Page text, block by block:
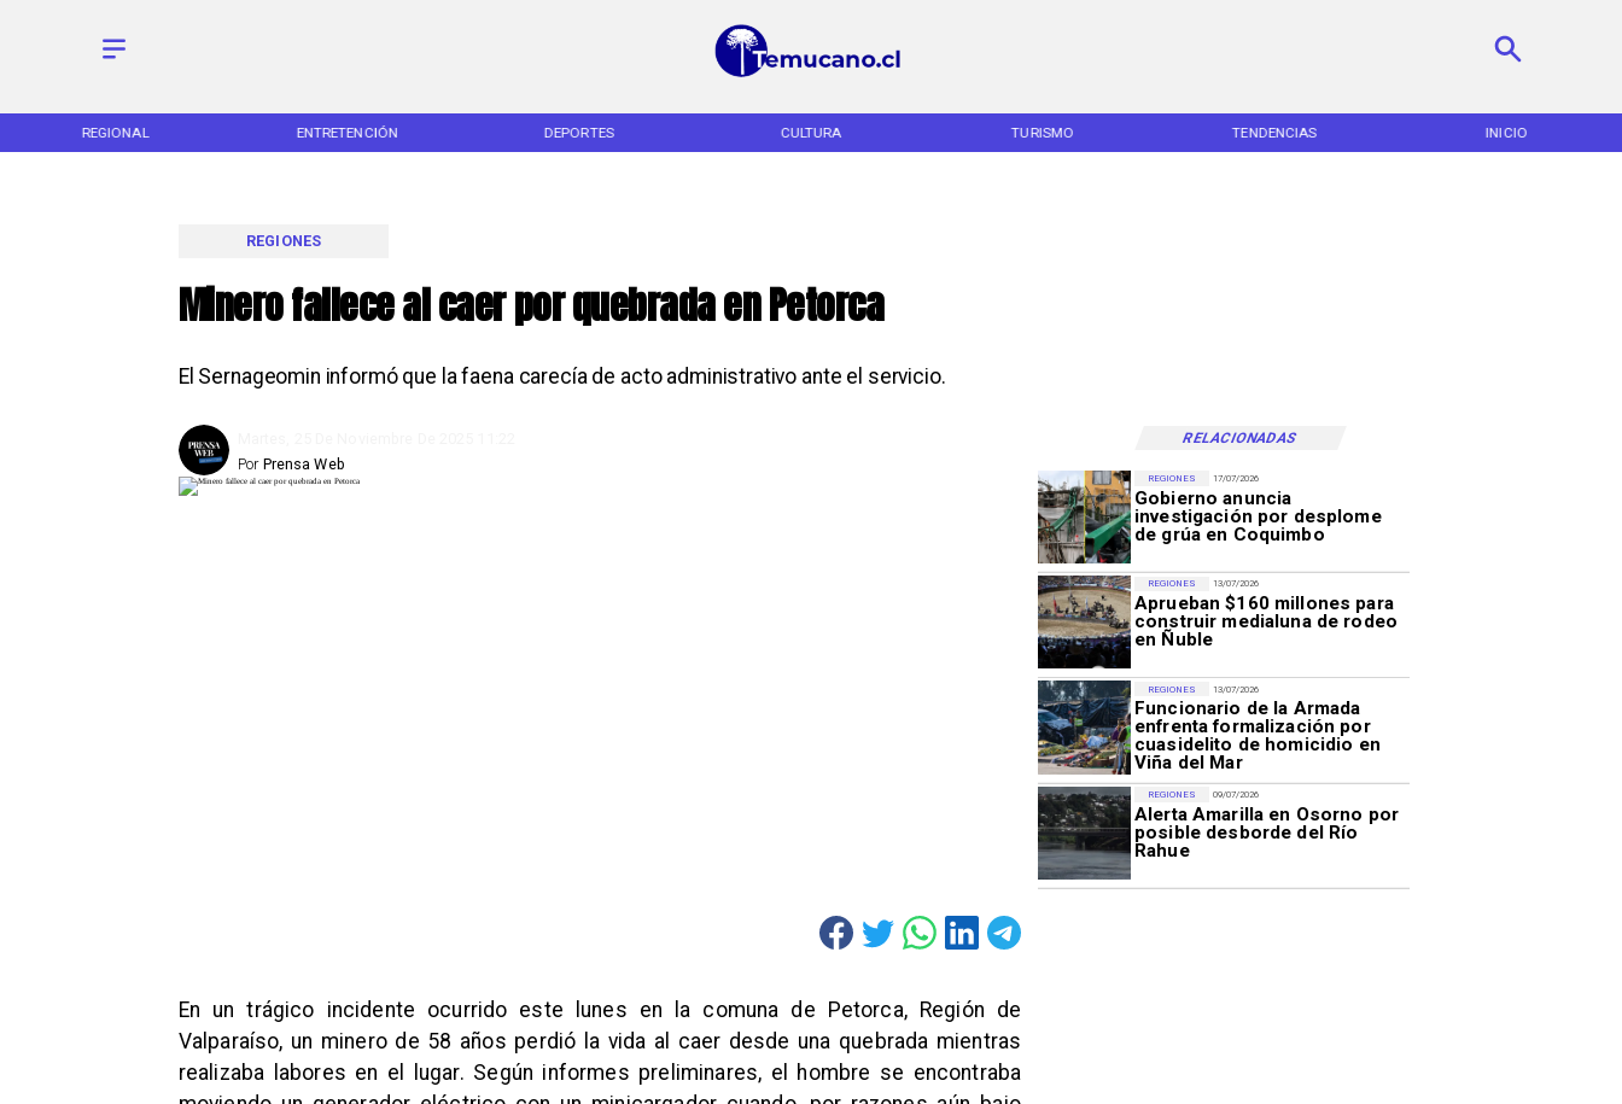
ENTRETENCIÓN DEPORTES CULTURA TURISMO TENDENCIAS INICIO NACIONAL
Minero fallece al caer por quebrada en Petorca
El Sernageomin informó que la faena carecía de acto administrativo ante el servicio.
REGIONES
RELACIONADAS
Prensa Web
Por
17/07/2026
Gobierno anuncia
investigación por desplome
de grúa en Coquimbo
REGIONES
13/07/2026
Aprueban $160 millones para
construir medialuna de rodeo
en Ñuble
REGIONES
13/07/2026
Funcionario de la Armada
enfrenta formalización por
cuasidelito de homicidio en
Viña del Mar
REGIONES
09/07/2026
Alerta Amarilla en Osorno por
posible desborde del Río
Rahue
REGIONES
En un trágico incidente ocurrido este lunes en la comuna de Petorca, Región de
Valparaíso, un minero de 58 años perdió la vida al caer desde una quebrada mientras
realizaba labores en el lugar. Según informes preliminares, el hombre se encontraba